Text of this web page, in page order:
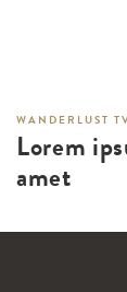
WANDERLUST
Lorem
amet